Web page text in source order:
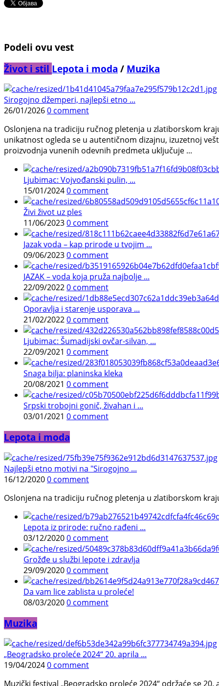
Podeli ovu vest
Život i stil Lepota i moda / Muzika
Sirogojno džemperi, najlepši etno ...
26/01/20260 comment
Oslonjena na tradiciju ručnog pletenja u zlatiborskom
unikatnost ogleda se u autentičnom dizajnu, izuzetnoj
proizvodnja vunenih odevnih predmeta uključuje ...
Ljubimac: Vojvođanski pulin, ...
15/01/20240 comment
Živi život uz ples
11/06/20230 comment
Jazak voda – kap prirode u tvojim ...
09/06/20230 comment
JAZAK – voda koja pruža najbolje ...
22/09/20220 comment
Oporavlja i starenje usporava ...
21/02/20220 comment
Ljubimac: Šumadijski ovčar-silvan, ...
22/09/2021 0 comment
Snaga bilja: planinska kleka
20/08/2021 0 comment
Srpski trobojni gonič, živahan i ...
03/01/2021 0 comment
Lepota i moda
Najlepši etno motivi na "Sirogojno ...
16/12/20200 comment
Oslonjena na tradiciju ručnog pletenja u zlatiborskom
Lepota iz prirode: ručno rađeni ...
03/12/20200 comment
Grožđe u službi lepote i zdravlja
29/09/20200 comment
Da vam lice zablista u proleće!
08/03/20200 comment
Muzika
„Beogradsko proleće 2024“ 20. aprila ...
19/04/20240 comment
Muzički festival „Beogradsko proleće 2024“ održaće se